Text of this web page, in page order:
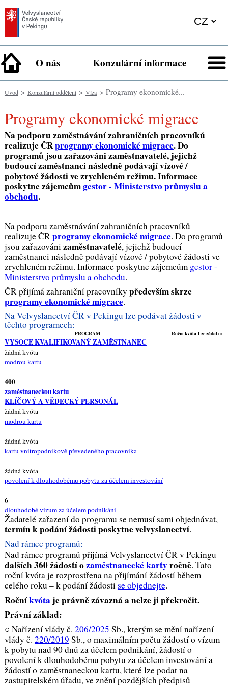
O nás Konzulární informace
Úvod> Konzulární oddělení> Víza> Programy ekonomické...
Programy ekonomické migrace
Na podporu zaměstnávání zahraničních pracovníků
realizuje ČRprogramy ekonomické migrace. Do
programů jsou zařazovánizaměstnavatelé, jejichž
budoucí zaměstnanci následně podávají vízové /
pobytové žádosti ve zrychleném režimu. Informace
poskytne zájemcůmgestor - Ministerstvo průmyslu a
obchodu.
Na podporu zaměstnávání zahraničních pracovníků
realizuje ČR programy ekonomické migrace. Do programů
jsou zařazováni zaměstnavatelé, jejichž budoucí
zaměstnanci následně podávají vízové / pobytové žádosti ve
zrychleném režimu. Informace poskytne zájemcům gestor -
Ministerstvo průmyslu a obchodu.
ČR přijímá zahraniční pracovníky především skrze
programy ekonomické migrace.
Na Velvyslanectví ČR v Pekingu lze podávat žádosti v
těchto programech:
PROGRAM Roční kvóta Lze žádat o:
VYSOCE KVALIFIKOVANÝ ZAMĚSTNANEC
žádná kvóta
modrou kartu
400
zaměstnaneckou kartu
KLÍČOVÝ A VĚDECKÝ PERSONÁL
žádná kvóta
modrou kartu
žádná kvóta
kartu vnitropodnikově převedeného pracovníka
žádná kvóta
povolení k dlouhodobému pobytu za účelem investování
6
dlouhodobé vízum za účelem podnikání
Žadatelé zařazení do programu se nemusí sami objednávat,
termín k podání žádosti poskytne velvyslanectví.
Nad rámec programů:
Nad rámec programů přijímá Velvyslanectví ČR v Pekingu
dalších 360 žádostí ozaměstnanecké kartyročně. Tato
roční kvóta je rozprostřena na přijímání žádostí během
celého roku – k podání žádostise objednejte.
Ročníkvóta je právně závazná a nelze ji překročit.
Právní základ:
○ Nařízení vlády č. 206/2025 Sb., kterým se mění nařízení
vlády č. 220/2019 Sb., o maximálním počtu žádostí o vízum
k pobytu nad 90 dnů za účelem podnikání, žádostí o
povolení k dlouhodobému pobytu za účelem investování a
žádostí o zaměstnaneckou kartu, které lze podat na
zastupitelském úřadu, ve znění pozdějších předpisů